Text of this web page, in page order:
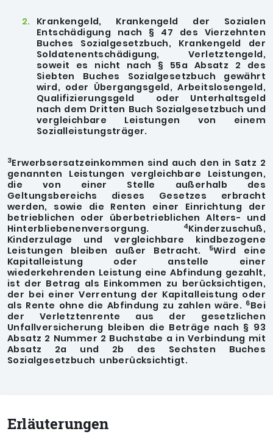
Krankengeld, Krankengeld der Sozialen
Entschädigung nach § 47 des Vierzehnten
Buches Sozialgesetzbuch, Krankengeld der
Soldatenentschädigung,
Verletztengeld,
soweit es nicht nach § 55a Absatz 2 des
Siebten Buches Sozialgesetzbuch gewährt
wird, oder Übergangsgeld, Arbeitslosengeld,
Qualifizierungsgeld
oder Unterhaltsgeld
nach dem Dritten Buch Sozialgesetzbuch und
vergleichbare Leistungen von einem
Sozialleistungsträger.
3Erwerbsersatzeinkommen sind auch den in Satz 2
genannten Leistungen vergleichbare Leistungen,
die von einer Stelle außerhalb des
Geltungsbereichs dieses Gesetzes erbracht
werden, sowie die Renten einer Einrichtung der
betrieblichen oder überbetrieblichen Alters- und
Hinterbliebenenversorgung.
4Kinderzuschuß,
Kinderzulage und vergleichbare kindbezogene
Leistungen bleiben außer Betracht.
5Wird eine
Kapitalleistung oder anstelle einer
wiederkehrenden Leistung eine Abfindung gezahlt,
ist der Betrag als Einkommen zu berücksichtigen,
der bei einer Verrentung der Kapitalleistung oder
als Rente ohne die Abfindung zu zahlen wäre. 6Bei
der Verletztenrente aus der gesetzlichen
Unfallversicherung bleiben die Beträge nach § 93
Absatz 2 Nummer 2 Buchstabe a in Verbindung mit
Absatz 2a und 2b des Sechsten Buches
Sozialgesetzbuch unberücksichtigt.
Erläuterungen